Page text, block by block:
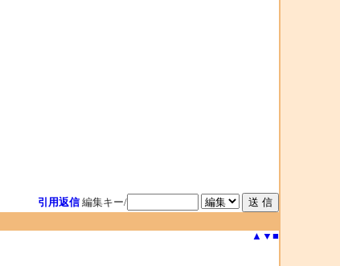
引用返信 編集キー/
▲ ▼ ■